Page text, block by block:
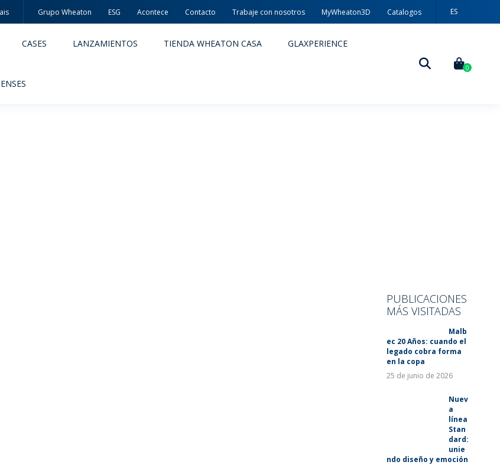
Grupo Wheaton ESG Acontece Contacto Trabaje con nosotros MyWheaton3D Catalogos
ES
CASES LANZAMIENTOS TIENDA WHEATON CASA GLAXPERIENCE
0
PUBLICACIONES
MÁS VISITADAS
Malb
ec 20 Años: cuando el
legado cobra forma
en la copa
25 de junio de 2026
Nuev
a
línea
Stan
dard:
unie
ndo diseño y emoción